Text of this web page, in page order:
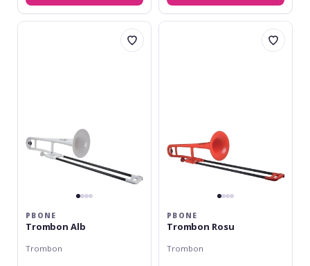
pBone
PBONE
Trombon Alb
Trombon
pBone
PBONE
Trombon Rosu
Trombon